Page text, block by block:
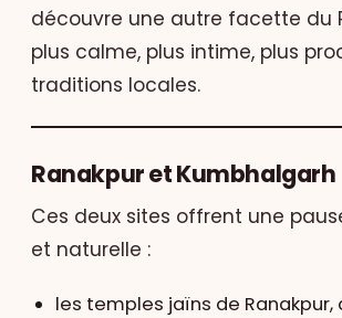
découvre une autre facette du
plus calme, plus intime, plus
traditions locales.
Ranakpur et Kumbhalgarh
Ces deux sites offrent une
et naturelle :
les temples jaïns de Ranakpur,